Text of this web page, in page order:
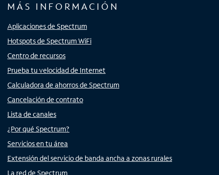
MÁS INFORMACIÓN
Aplicaciones de Spectrum
Hotspots de Spectrum WiFi
Centro de recursos
Prueba tu velocidad de Internet
Calculadora de ahorros de Spectrum
Cancelación de contrato
Lista de canales
¿Por qué Spectrum?
Servicios en tu área
Extensión del servicio de banda ancha a zonas rurales
La red de Spectrum